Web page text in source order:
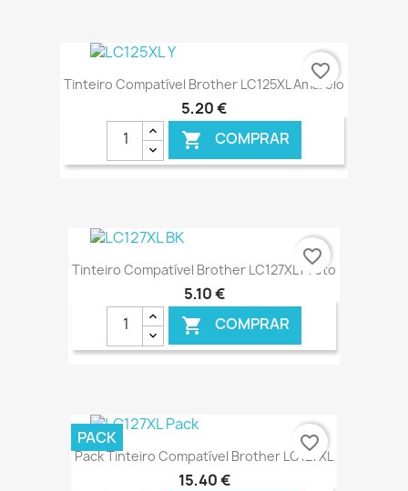
€ ONLINE
Tinteiro Compatível Brother LC125XL Amarelo
5,20 €
 COMPRAR
€ ONLINE
favorite_border
Tinteiro Compatível Brother LC127XL Preto
5,10 €
 COMPRAR
€ ONLINE
favorite_border
Pack Tinteiro Compatível Brother LC127XL
15,40 €
PACK favorite_border